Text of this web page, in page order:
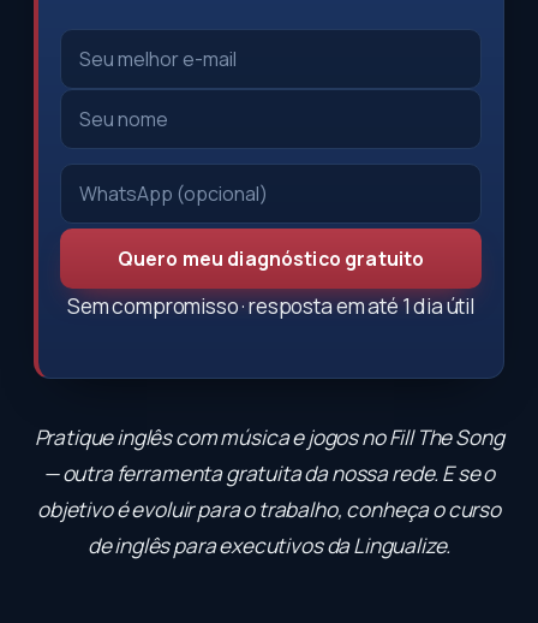
Quero meu diagnóstico gratuito
Sem compromisso · resposta em até 1 dia útil
Pratique inglês com música e jogos noFill The Song
— outra ferramenta gratuita da nossa rede. E se o
objetivo é evoluir para o trabalho, conheça ocurso
de inglês para executivosda Lingualize.